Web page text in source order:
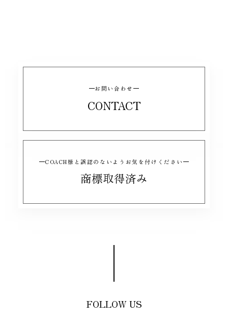
お問い合わせ
CONTACT
COACH様と誤認のないようお気を付けください
商標取得済み
FOLLOW US